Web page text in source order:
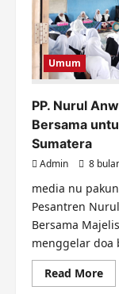
Umum
PP. Nurul
Bersama
Sumatera
Admin 8
media nu
Pesantren
Bersama
menggelar doa
Read More